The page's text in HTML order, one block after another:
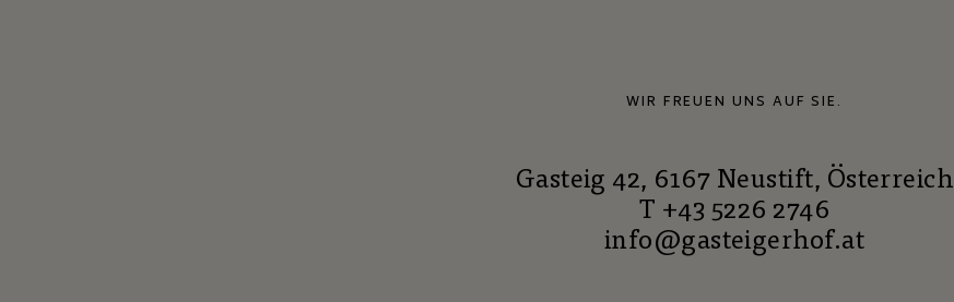
WIR FREUEN UNS AUF SIE.
Gasteig 42, 6167 Neustift, Österreich
T +43 5226 2746
info@gasteigerhof.at